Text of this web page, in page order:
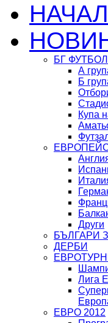
БГ ФУТБОЛ
А
Б
Купа
Други
БЪЛГАРИ
ДЕРБИ
Лига
ЕВРО 2012